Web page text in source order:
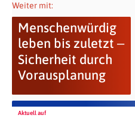
Weiter mit:
Menschenwürdig
leben bis zuletzt ‒
Sicherheit durch
Vorausplanung
Aktuell auf